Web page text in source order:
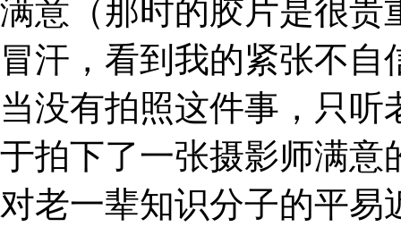
满意（那时的胶片是很贵
冒汗，看到我的紧张不
当没有拍照这件事，只
于拍下了一张摄影师满意
对老一辈知识分子的平